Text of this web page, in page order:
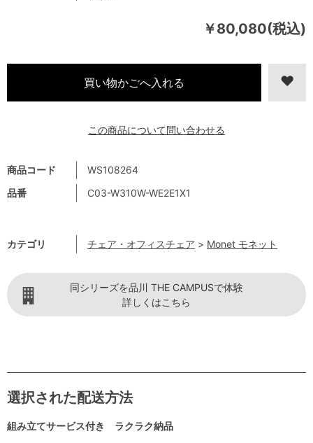
￥80,080(税込)
商品コード
WS108264
品番
C03-W310W-WE2E1X1
カテゴリ チェア・オフィスチェア > Monet モネット
この商品について問い合わせる
同シリーズを品川 THE CAMPUSで体験
詳しくはこちら
選択された配送方法
組み立てサービス付き ラクラク納品